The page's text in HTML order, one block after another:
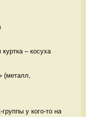
– косуха
(металл,